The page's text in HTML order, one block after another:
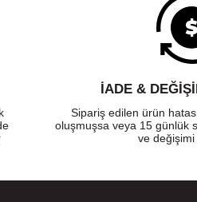
İADE &
Sipariş edilen ürün
oluşmuşsa veya 15 günlük
ve değişimi